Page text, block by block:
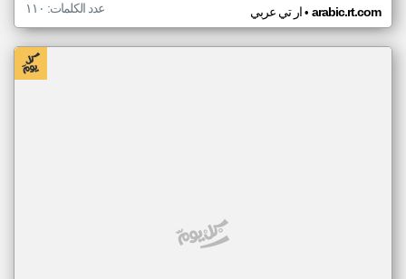
ار تي عربي• arabic.rt.com عدد الكلمات: ١١٠